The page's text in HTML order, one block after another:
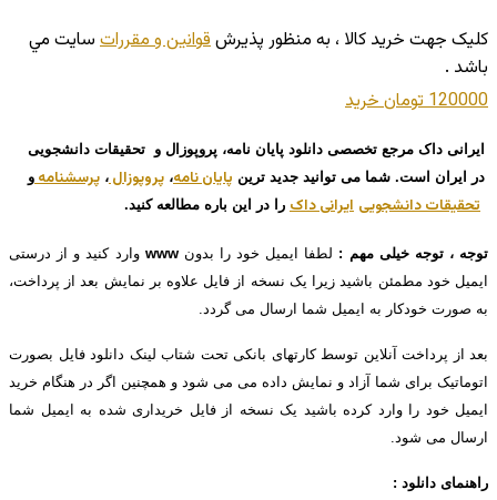
کليک جهت خريد کالا ، به منظور پذيرشقوانين و مقررات سايت مي
باشد .
120000 تومان
خريد
ایرانی داک مرجع تخصصی دانلود پایان نامه، پروپوزال و تحقیقات دانشجویی
در ایران است. شما می توانید جدید ترین پایان نامه، پروپوزال، پرسشنامهو
تحقیقات دانشجویی ایرانی داک را در این باره مطالعه کنید.
توجه ، توجه خیلی مهم : لطفا ایمیل خود را بدون www
وارد کنید و از درستی
ایمیل خود مطمئن باشید زیرا یک نسخه از فایل علاوه بر نمایش بعد از پرداخت،
به صورت خودکار به ایمیل شما ارسال می گردد.
بعد از پرداخت آنلاین توسط کارتهای بانکی تحت شتاب لینک دانلود فایل بصورت
اتوماتیک برای شما آزاد و نمایش داده می می شود و همچنین اگر در هنگام خرید
ایمیل خود را وارد کرده باشید یک نسخه از فایل خریداری شده به ایمیل شما
ارسال می شود.
راهنمای دانلود :